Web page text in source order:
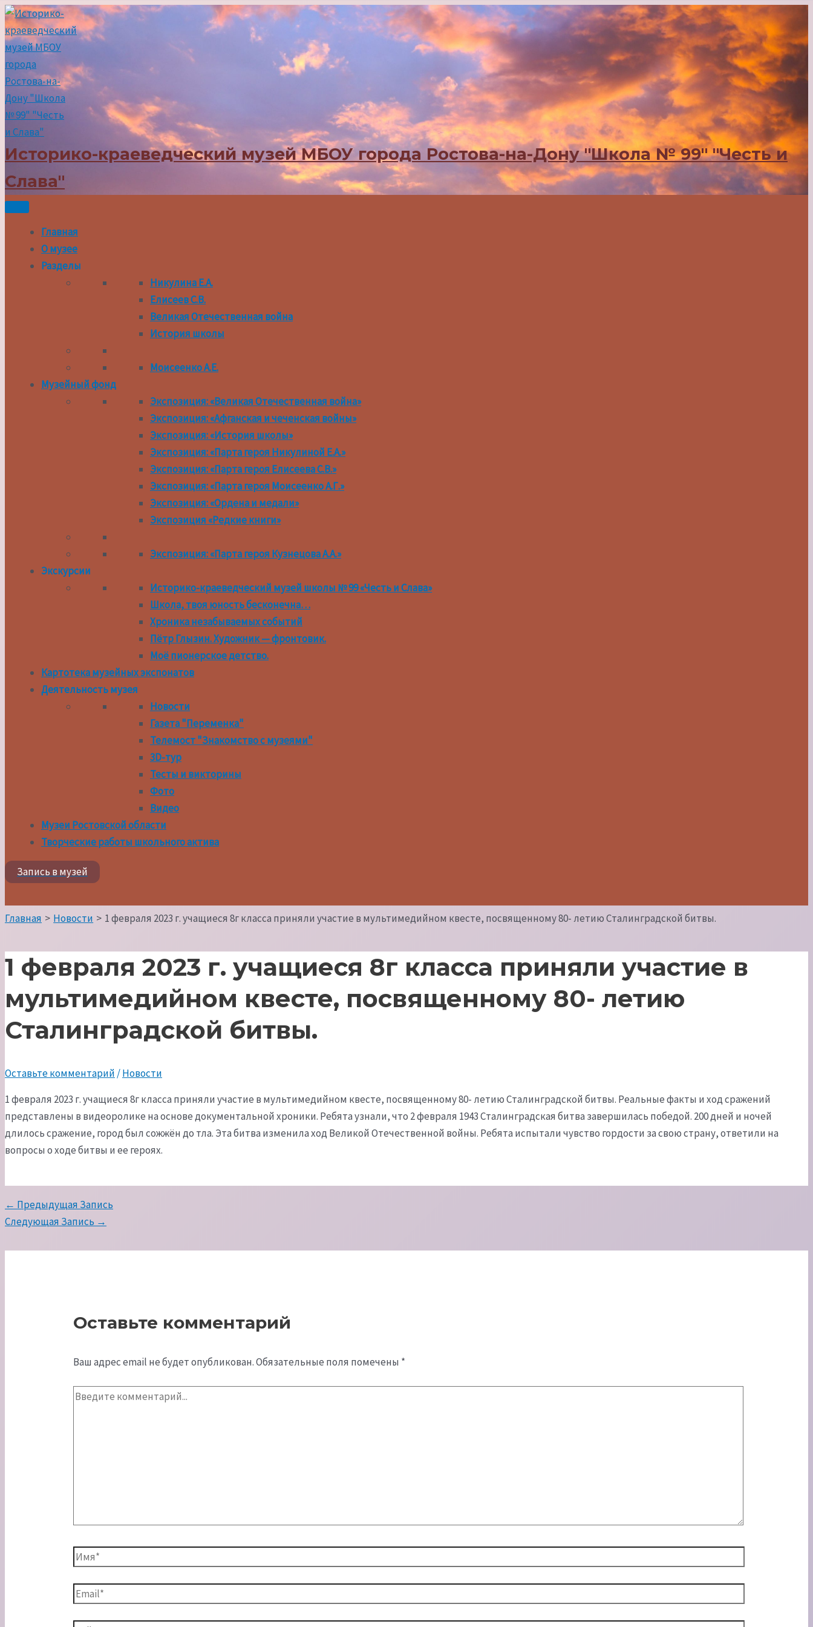
Перейти
к
содержимому
Историко-краеведческий музей МБОУ города Ростова-на-Дону "Школа № 99" "Честь и
Слава"
Главная
О музее
Разделы
Никулина Е.А.
Елисеев С.В.
Великая Отечественная война
История школы
Моисеенко А.Е.
Музейный фонд
Экспозиция: «Великая Отечественная война»
Экспозиция: «Афганская и чеченская войны»
Экспозиция: «История школы»
Экспозиция: «Парта героя Никулиной Е.А.»
Экспозиция: «Парта героя Елисеева С.В.»
Экспозиция: «Парта героя Моисеенко А.Г.»
Экспозиция: «Ордена и медали»
Экспозиция «Редкие книги»
Экспозиция: «Парта героя Кузнецова А.А.»
Экскурсии
Историко-краеведческий музей школы № 99 «Честь и Слава»
Школа, твоя юность бесконечна…
Хроника незабываемых событий
Пётр Глызин. Художник — фронтовик.
Моё пионерское детство.
Картотека музейных экспонатов
Деятельность музея
Новости
Газета "Переменка"
Телемост "Знакомство с музеями"
3D-тур
Тесты и викторины
Фото
Видео
Музеи Ростовской области
Творческие работы школьного актива
Запись в музей
Главная Новости 1 февраля 2023 г. учащиеся 8г класса приняли участие в мультимедийном квесте, посвященному 80- летию Сталинградской битвы.
1 февраля 2023 г. учащиеся 8г класса приняли участие в
мультимедийном квесте, посвященному 80- летию
Сталинградской битвы.
Оставьте комментарий /Новости
1 февраля 2023 г. учащиеся 8г класса приняли участие в мультимедийном квесте, посвященному 80- летию Сталинградской битвы. Реальные факты и ход сражений
представлены в видеоролике на основе документальной хроники. Ребята узнали, что 2 февраля 1943 Сталинградская битва завершилась победой. 200 дней и ночей
длилось сражение, город был сожжён до тла. Эта битва изменила ход Великой Отечественной войны. Ребята испытали чувство гордости за свою страну, ответили на
вопросы о ходе битвы и ее героях.
Навигация
по
← Предыдущая Запись
Следующая Запись →
Оставьте комментарий
Ваш адрес email не будет опубликован.Обязательные поля помечены *
Введите
Имя*
Email*